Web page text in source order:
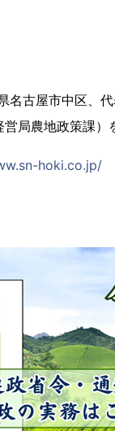
名古屋市中区、
局農地政策課）
hoki.co.jp/